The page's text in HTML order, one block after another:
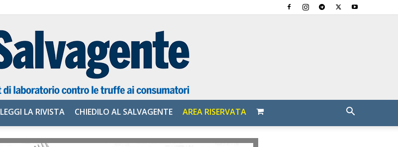
LEGGI LA RIVISTA CHIEDILO AL SALVAGENTE AREA RISERVATA